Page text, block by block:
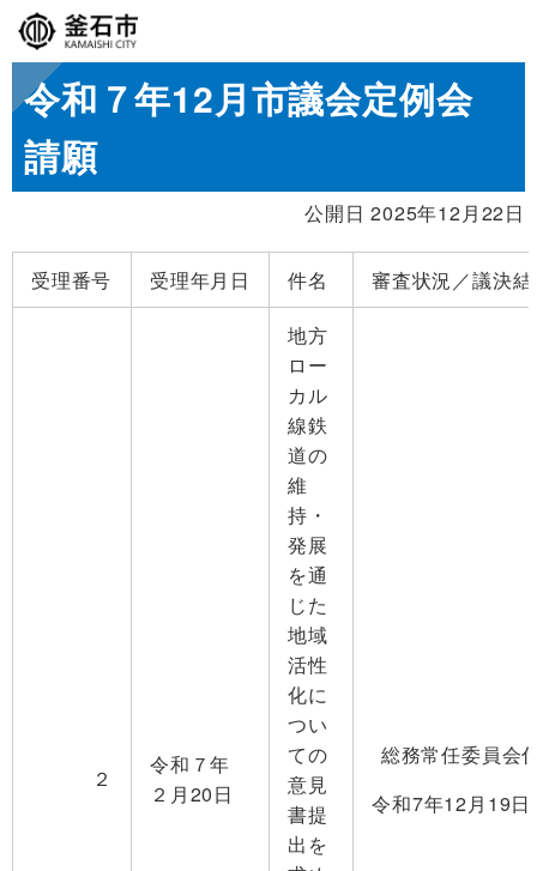
令和７年12月市議会定例会
請願
公開日 2025年12月22日
受理番号 受理年月日 件名 審査状況／議決
２
令和７年
２月20日
地方
ロー
カル
線鉄
道の
維
持・
発展
を通
じた
地域
活性
化に
つい
ての
意見
書提
出を
総務常任委員会
令和7年12月19日